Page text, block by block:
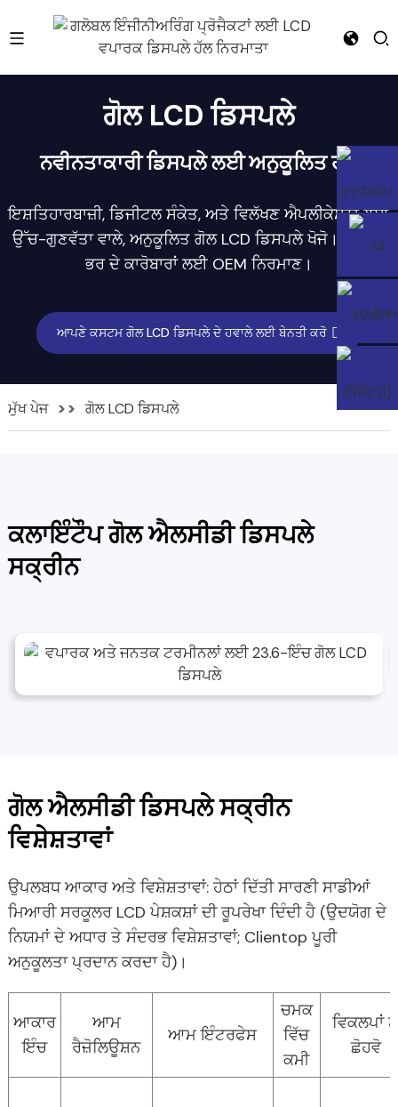
ਗੋਲ LCD ਡਿਸਪਲੇ
ਨਵੀਨਤਾਕਾਰੀ ਡਿਸਪਲੇ ਲਈ ਅਨੁਕੂਲਿਤ ਹੱਲ
ਇਸ਼ਤਿਹਾਰਬਾਜ਼ੀ, ਡਿਜੀਟਲ ਸੰਕੇਤ, ਅਤੇ ਵਿਲੱਖਣ ਐਪਲੀਕੇਸ਼ਨਾਂ ਲਈ
ਉੱਚ-ਗੁਣਵੱਤਾ ਵਾਲੇ, ਅਨੁਕੂਲਿਤ ਗੋਲ LCD ਡਿਸਪਲੇ ਖੋਜੋ। ਦੁਨੀਆ
ਭਰ ਦੇ ਕਾਰੋਬਾਰਾਂ ਲਈ OEM ਨਿਰਮਾਣ।
ਆਪਣੇ ਕਸਟਮ ਗੋਲ LCD ਡਿਸਪਲੇ ਦੇ ਹਵਾਲੇ ਲਈ ਬੇਨਤੀ ਕਰੋ
ਮੁੱਖ ਪੇਜ ਗੋਲ LCD ਡਿਸਪਲੇ
ਕਲਾਇੰਟੌਪ ਗੋਲ ਐਲਸੀਡੀ ਡਿਸਪਲੇ
ਸਕ੍ਰੀਨ
ਗੋਲ ਐਲਸੀਡੀ ਡਿਸਪਲੇ ਸਕ੍ਰੀਨ
ਵਿਸ਼ੇਸ਼ਤਾਵਾਂ
ਉਪਲਬਧ ਆਕਾਰ ਅਤੇ ਵਿਸ਼ੇਸ਼ਤਾਵਾਂ: ਹੇਠਾਂ ਦਿੱਤੀ ਸਾਰਣੀ ਸਾਡੀਆਂ
ਮਿਆਰੀ ਸਰਕੂਲਰ LCD ਪੇਸ਼ਕਸ਼ਾਂ ਦੀ ਰੂਪਰੇਖਾ ਦਿੰਦੀ ਹੈ (ਉਦਯੋਗ ਦੇ
ਨਿਯਮਾਂ ਦੇ ਅਧਾਰ ਤੇ ਸੰਦਰਭ ਵਿਸ਼ੇਸ਼ਤਾਵਾਂ; Clientop ਪੂਰੀ
ਅਨੁਕੂਲਤਾ ਪ੍ਰਦਾਨ ਕਰਦਾ ਹੈ)।
ਆਕਾਰ
ਇੰਚ
ਆਮ
ਰੈਜ਼ੋਲਿਊਸ਼ਨ
ਆਮ ਇੰਟਰਫੇਸ
ਚਮਕ
ਵਿੱਚ
ਕਮੀ
ਵਿਕਲਪਾਂ
ਛੋਹਵੋ